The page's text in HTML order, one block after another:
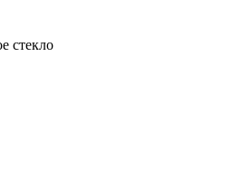
стекло